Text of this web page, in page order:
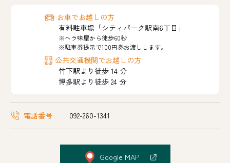
お車でお越しの方
有料駐車場「シティパーク駅南6丁目」
※ヘラ味屋から徒歩60秒
※駐車券提示で100円券お渡しします。
公共交通機関でお越しの方
竹下駅より徒歩 14 分
博多駅より徒歩 24 分
電話番号 092-260-1341
Google MAP